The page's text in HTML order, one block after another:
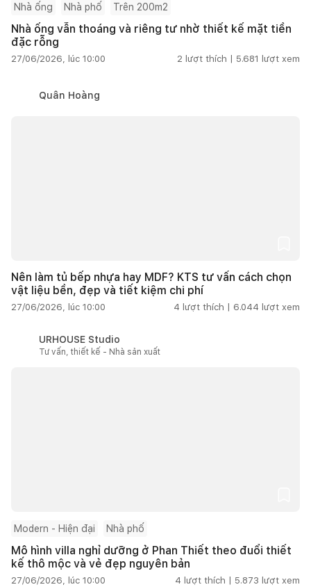
Nhà ống Nhà phố Trên 200m2
Nhà ống vẫn thoáng và riêng tư nhờ thiết kế mặt tiền
đặc rỗng
27/06/2026, lúc 10:00 2 lượt thích | 5.681 lượt xem
Quân Hoàng
Nên làm tủ bếp nhựa hay MDF? KTS tư vấn cách chọn
vật liệu bền, đẹp và tiết kiệm chi phí
27/06/2026, lúc 10:00 4 lượt thích | 6.044 lượt xem
URHOUSE Studio
Tư vấn, thiết kế - Nhà sản xuất
Modern - Hiện đại Nhà phố
Mô hình villa nghỉ dưỡng ở Phan Thiết theo đuổi thiết
kế thô mộc và vẻ đẹp nguyên bản
27/06/2026, lúc 10:00 4 lượt thích | 5.873 lượt xem